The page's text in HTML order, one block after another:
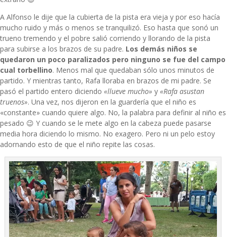
A Alfonso le dije que la cubierta de la pista era vieja y por eso hacía
mucho ruido y más o menos se tranquilizó. Eso hasta que sonó un
trueno tremendo y el pobre salió corriendo y llorando de la pista
para subirse a los brazos de su padre. Los demás niños se
quedaron un poco paralizados pero ninguno se fue del campo
cual torbellino. Menos mal que quedaban sólo unos minutos de
partido. Y mientras tanto, Rafa lloraba en brazos de mi padre. Se
pasó el partido entero diciendo «llueve mucho» y «Rafa asustan
truenos». Una vez, nos dijeron en la guardería que el niño es
«constante» cuando quiere algo. No, la palabra para definir al niño es
pesado 😉 Y cuando se le mete algo en la cabeza puede pasarse
media hora diciendo lo mismo. No exagero. Pero ni un pelo estoy
adornando esto de que el niño repite las cosas.